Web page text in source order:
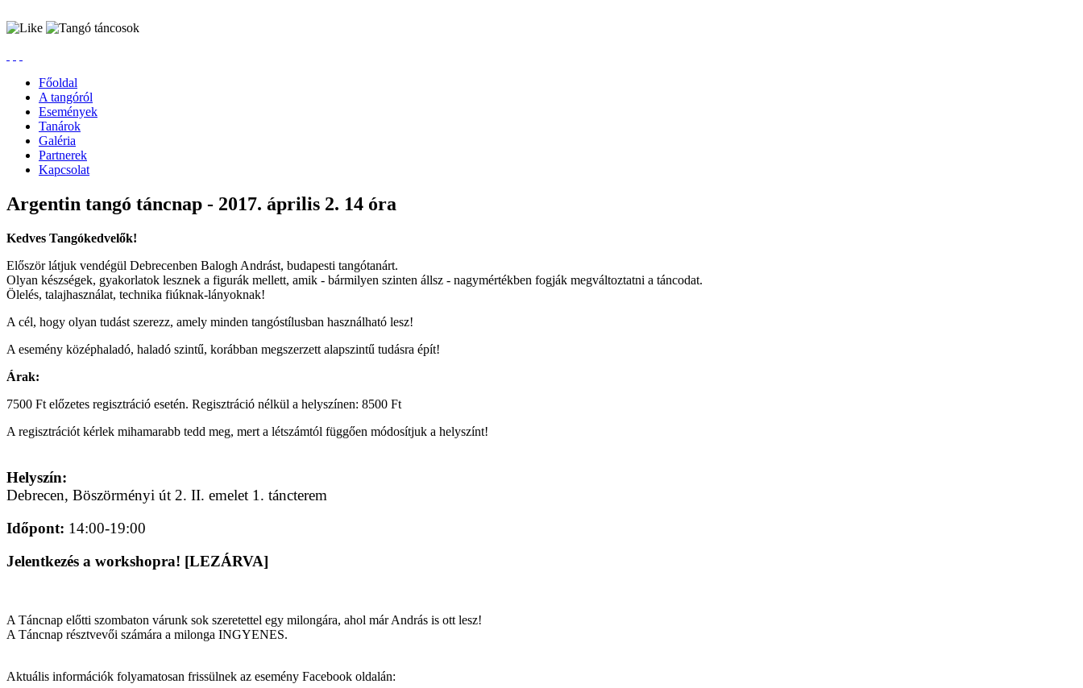
Főoldal
A tangóról
Események
Tanárok
Galéria
Partnerek
Kapcsolat
Argentin tangó táncnap - 2017. április 2. 14 óra
Kedves Tangókedvelők!
Először látjuk vendégül Debrecenben Balogh Andrást, budapesti tangótanárt.
Olyan készségek, gyakorlatok lesznek a figurák mellett, amik - bármilyen szinten állsz - nagymértékben fogják megváltoztatni a táncodat.
Ölelés, talajhasználat, technika fiúknak-lányoknak!
A cél, hogy olyan tudást szerezz, amely minden tangóstílusban használható lesz!
A esemény középhaladó, haladó szintű, korábban megszerzett alapszintű tudásra épít!
Árak:
7500 Ft előzetes regisztráció esetén. Regisztráció nélkül a helyszínen: 8500 Ft
A regisztrációt kérlek mihamarabb tedd meg, mert a létszámtól függően módosítjuk a helyszínt!
Helyszín:
Debrecen, Böszörményi út 2. II. emelet 1. táncterem
Időpont: 14:00-19:00
Jelentkezés a workshopra! [LEZÁRVA]
A Táncnap előtti szombaton várunk sok szeretettel egy milongára, ahol már András is ott lesz!
A Táncnap résztvevői számára a milonga INGYENES.
Aktuális információk folyamatosan frissülnek az esemény Facebook oldalán: